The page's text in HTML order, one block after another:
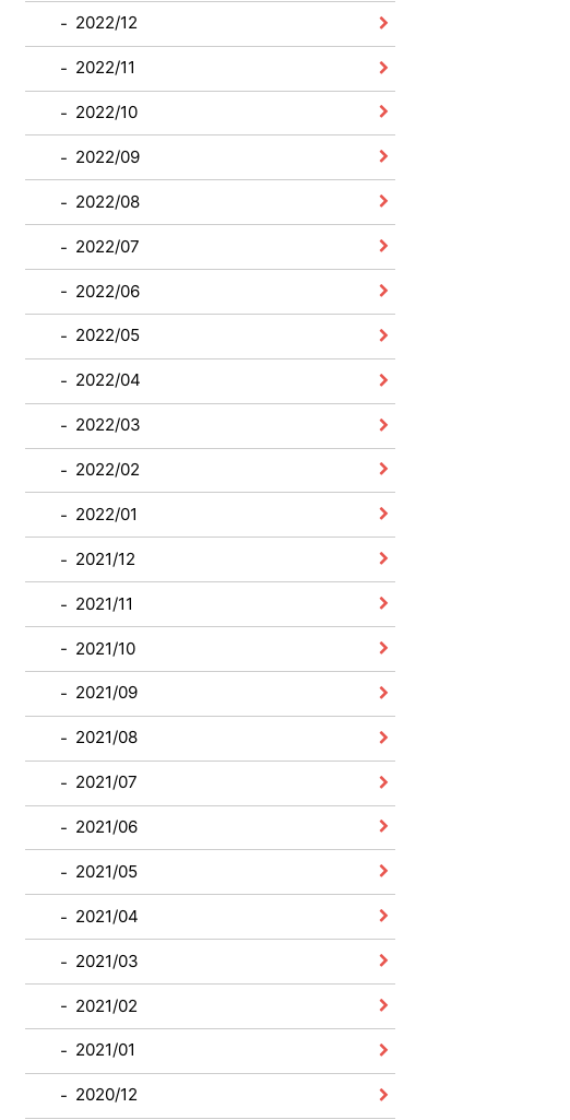
2022/12
2022/11
2022/10
2022/09
2022/08
2022/07
2022/06
2022/05
2022/04
2022/03
2022/02
2022/01
2021/12
2021/11
2021/10
2021/09
2021/08
2021/07
2021/06
2021/05
2021/04
2021/03
2021/02
2021/01
2020/12